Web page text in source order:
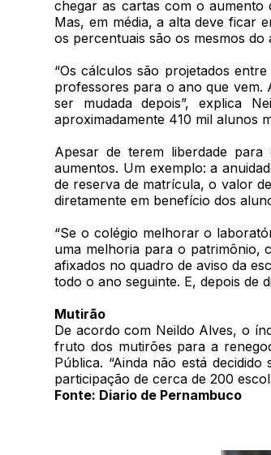
chegar as cartas com o aumento
Mas, em média, a alta deve ficar
os percentuais são os mesmos do
“Os cálculos são projetados
professores para o ano que vem.
ser mudada depois”, explica
aproximadamente 410 mil alunos
Apesar de terem liberdade
aumentos. Um exemplo: a
de reserva de matrícula, o valor
diretamente em benefício dos
“Se o colégio melhorar o
uma melhoria para o patrimônio,
afixados no quadro de aviso da
todo o ano seguinte. E, depois de
Mutirão
De acordo com Neildo Alves, o
fruto dos mutirões para a
Pública. “Ainda não está
participação de cerca de 200
Fonte: Diario de Pernambuco